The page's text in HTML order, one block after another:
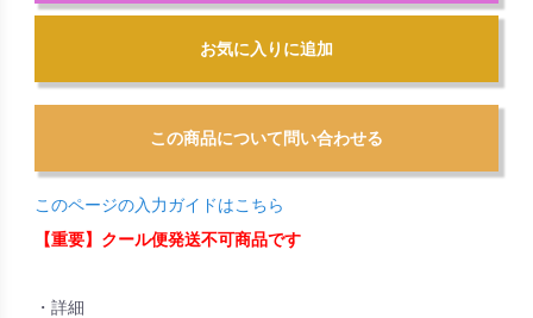
お気に入りに追加
このページの入力ガイドはこちら
【重要】クール便発送不可商品です
・詳細